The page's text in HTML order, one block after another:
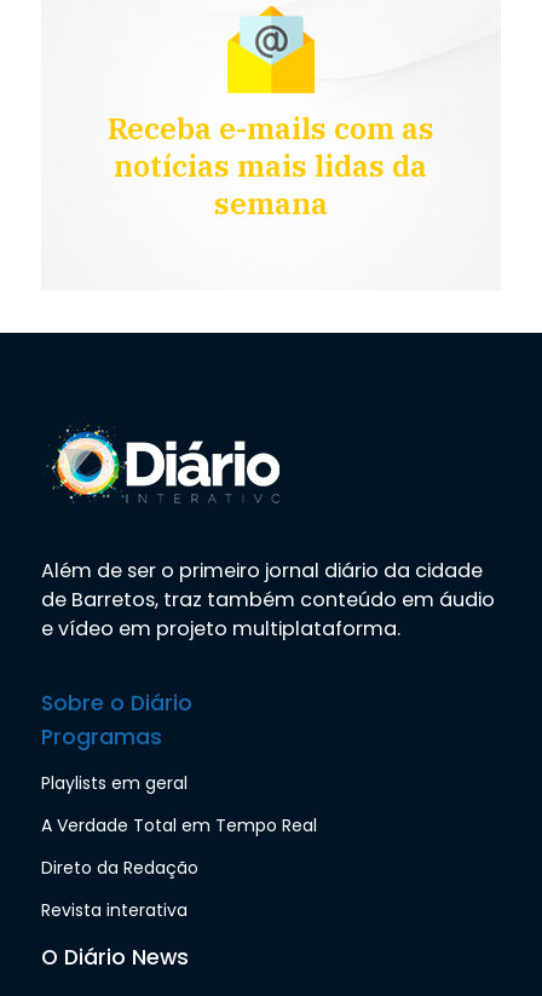
Receba e-mails com as
notícias mais lidas da
semana
Além de ser o primeiro jornal diário da cidade
de Barretos, traz também conteúdo em áudio
e vídeo em projeto multiplataforma.
Sobre o Diário
Programas
Playlists em geral
A Verdade Total em Tempo Real
Direto da Redação
Revista interativa
O Diário News